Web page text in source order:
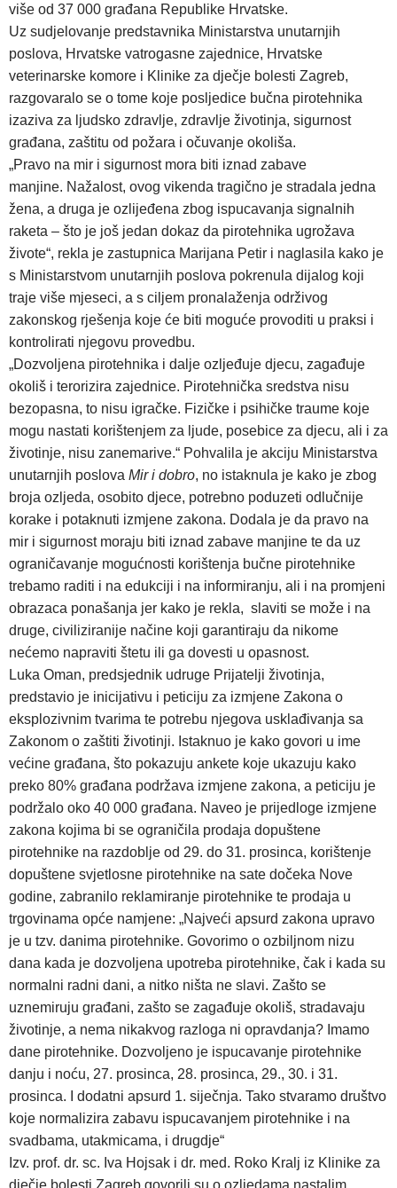
više od 37 000 građana Republike Hrvatske.
Uz sudjelovanje predstavnika Ministarstva unutarnjih
poslova, Hrvatske vatrogasne zajednice, Hrvatske
veterinarske komore i Klinike za dječje bolesti Zagreb,
razgovaralo se o tome koje posljedice bučna pirotehnika
izaziva za ljudsko zdravlje, zdravlje životinja, sigurnost
građana, zaštitu od požara i očuvanje okoliša.
„Pravo na mir i sigurnost mora biti iznad zabave
manjine. Nažalost, ovog vikenda tragično je stradala jedna
žena, a druga je ozlijeđena zbog ispucavanja signalnih
raketa – što je još jedan dokaz da pirotehnika ugrožava
živote“, rekla je zastupnica Marijana Petir i naglasila kako je
s Ministarstvom unutarnjih poslova pokrenula dijalog koji
traje više mjeseci, a s ciljem pronalaženja održivog
zakonskog rješenja koje će biti moguće provoditi u praksi i
kontrolirati njegovu provedbu.
„Dozvoljena pirotehnika i dalje ozljeđuje djecu, zagađuje
okoliš i terorizira zajednice. Pirotehnička sredstva nisu
bezopasna, to nisu igračke. Fizičke i psihičke traume koje
mogu nastati korištenjem za ljude, posebice za djecu, ali i za
životinje, nisu zanemarive.“ Pohvalila je akciju Ministarstva
unutarnjih poslova Mir i dobro, no istaknula je kako je zbog
broja ozljeda, osobito djece, potrebno poduzeti odlučnije
korake i potaknuti izmjene zakona. Dodala je da pravo na
mir i sigurnost moraju biti iznad zabave manjine te da uz
ograničavanje mogućnosti korištenja bučne pirotehnike
trebamo raditi i na edukciji i na informiranju, ali i na promjeni
obrazaca ponašanja jer kako je rekla, slaviti se može i na
druge, civiliziranije načine koji garantiraju da nikome
nećemo napraviti štetu ili ga dovesti u opasnost.
Luka Oman, predsjednik udruge Prijatelji životinja,
predstavio je inicijativu i peticiju za izmjene Zakona o
eksplozivnim tvarima te potrebu njegova usklađivanja sa
Zakonom o zaštiti životinji. Istaknuo je kako govori u ime
većine građana, što pokazuju ankete koje ukazuju kako
preko 80% građana podržava izmjene zakona, a peticiju je
podržalo oko 40 000 građana. Naveo je prijedloge izmjene
zakona kojima bi se ograničila prodaja dopuštene
pirotehnike na razdoblje od 29. do 31. prosinca, korištenje
dopuštene svjetlosne pirotehnike na sate dočeka Nove
godine, zabranilo reklamiranje pirotehnike te prodaja u
trgovinama opće namjene: „Najveći apsurd zakona upravo
je u tzv. danima pirotehnike. Govorimo o ozbiljnom nizu
dana kada je dozvoljena upotreba pirotehnike, čak i kada su
normalni radni dani, a nitko ništa ne slavi. Zašto se
uznemiruju građani, zašto se zagađuje okoliš, stradavaju
životinje, a nema nikakvog razloga ni opravdanja? Imamo
dane pirotehnike. Dozvoljeno je ispucavanje pirotehnike
danju i noću, 27. prosinca, 28. prosinca, 29., 30. i 31.
prosinca. I dodatni apsurd 1. siječnja. Tako stvaramo društvo
koje normalizira zabavu ispucavanjem pirotehnike i na
svadbama, utakmicama, i drugdje“
Izv. prof. dr. sc. Iva Hojsak i dr. med. Roko Kralj iz Klinike za
dječje bolesti Zagreb govorili su o ozljedama nastalim